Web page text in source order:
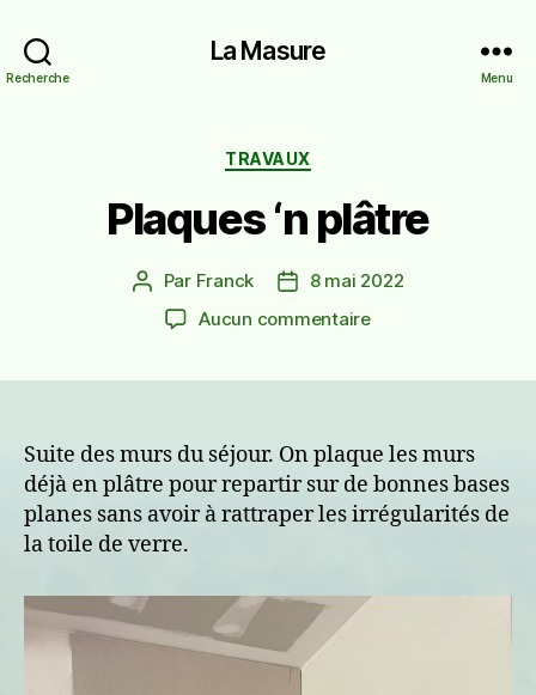
Recherche
La Masure
Menu
Catégories
TRAVAUX
Plaques ‘n plâtre
Auteur
l’article
Par Franck
Date8 mai 2022
Aucun commentairesur
Suite des murs du séjour. On plaque les murs
déjà en plâtre pour repartir sur de bonnes bases
planes sans avoir à rattraper les irrégularités de
la toile de verre.